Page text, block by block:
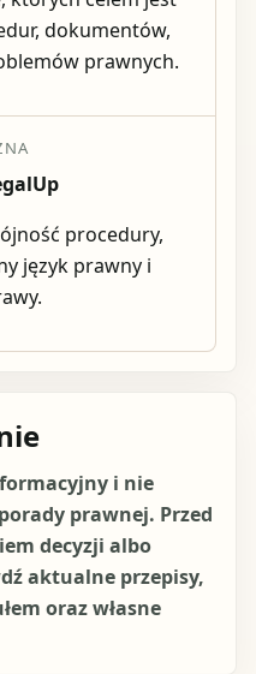
dokumentów,
prawnych.
procedury,
język prawny i
i nie
prawnej. Przed
decyzji albo
aktualne przepisy,
oraz własne